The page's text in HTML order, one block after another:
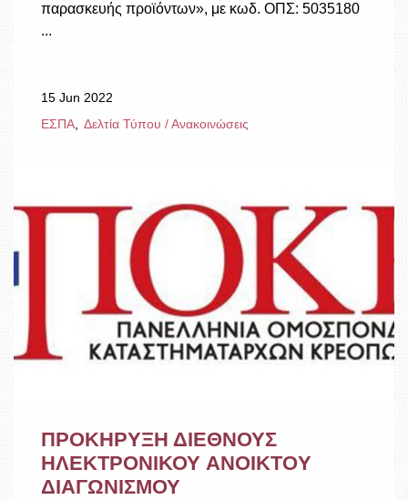
παρασκευής προϊόντων», με κωδ. ΟΠΣ: 5035180
...
15 Jun 2022
ΕΣΠΑ
Δελτία Τύπου / Ανακοινώσεις
ΠΡΟΚΗΡΥΞΗ ΔΙΕΘΝΟΥΣ
ΗΛΕΚΤΡΟΝΙΚΟΥ ANOIKTOY
ΔΙΑΓΩΝΙΣΜΟΥ